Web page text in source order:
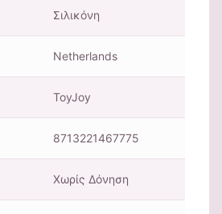
Σιλικόνη
Netherlands
ToyJoy
8713221467775
Χωρίς Δόνηση